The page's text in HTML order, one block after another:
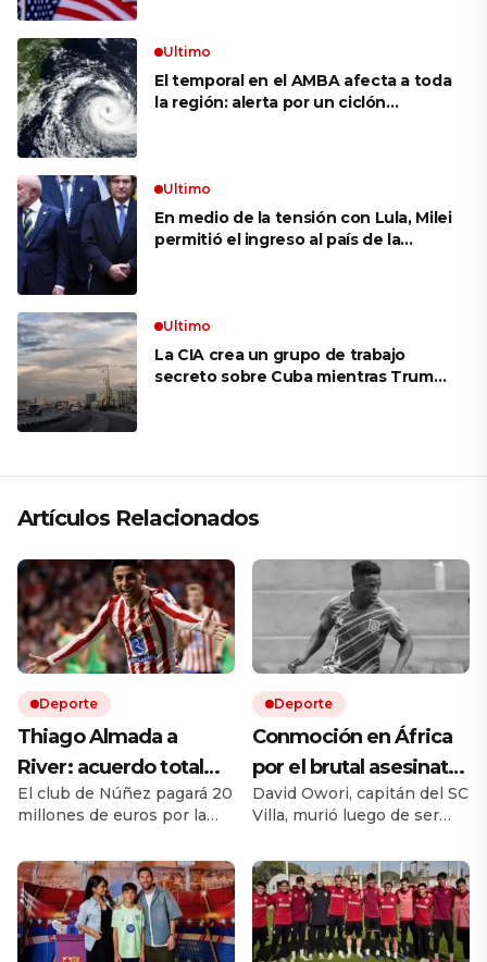
Ultimo
El temporal en el AMBA afecta a toda
la región: alerta por un ciclón
Ultimo
En medio de la tensión con Lula, Milei
permitió el ingreso al país de la
Ultimo
La CIA crea un grupo de trabajo
secreto sobre Cuba mientras Trump
Artículos Relacionados
Deporte
Thiago Almada a
River: acuerdo total
con Atlético de Madrid
y el campeón del
mundo llega por una
cifra récord
El club de Núñez pagará 20
millones de euros por la
Le ganó la pulseada a
Flamengo y es la
transferencia más cara en
la historia del fútbol
argentino. El equipo de
Deporte
Conmoción en África
por el brutal asesinato
de una de las figuras
del fútbol ugandés
David Owori, capitán del SC
Villa, murió luego de ser
durante un asalto ocurrido
en un barrio de Kampala.